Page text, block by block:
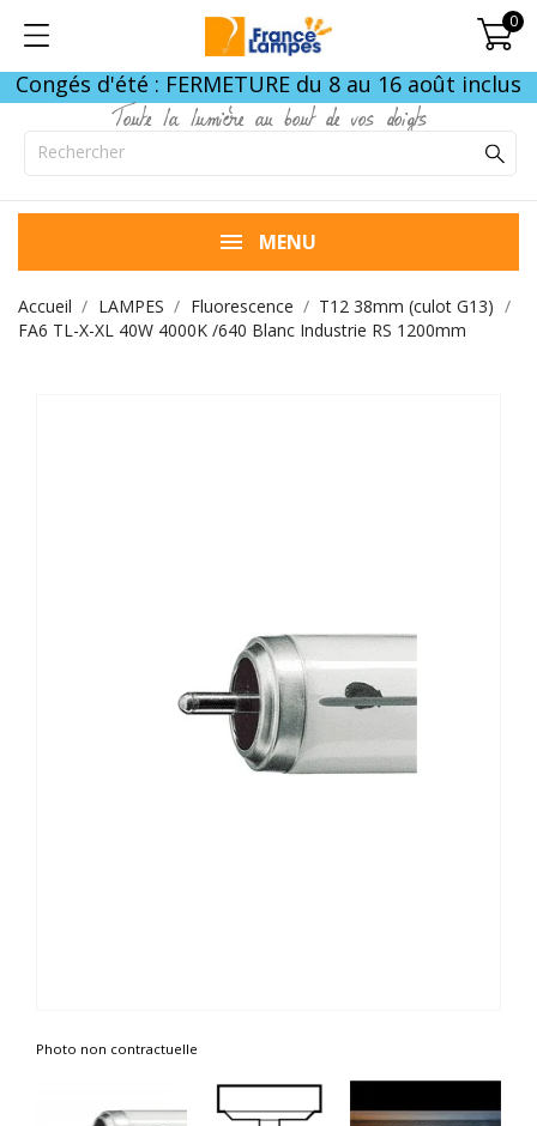
0
Congés d'été : FERMETURE du 8 au 16 août inclus
Toute la lumière au bout de vos doigts
MENU
Accueil LAMPES Fluorescence
T12 38mm (culot G13)
FA6 TL-X-XL 40W 4000K /640 Blanc Industrie RS 1200mm
Photo non contractuelle